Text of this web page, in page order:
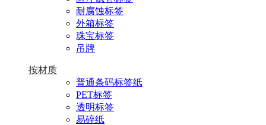
耐腐蚀标签
外箱标签
珠宝标签
吊牌
按材质
普通条码标签纸
PET标签
透明标签
易碎纸